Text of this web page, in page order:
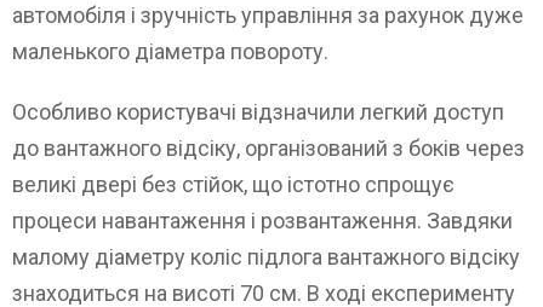
автомобіля і зручність управління за рахунок дуже
маленького діаметра повороту.
Особливо користувачі відзначили легкий доступ
до вантажного відсіку, організований з боків через
великі двері без стійок, що істотно спрощує
процеси навантаження і розвантаження. Завдяки
малому діаметру коліс підлога вантажного відсіку
знаходиться на висоті 70 см. В ході експерименту